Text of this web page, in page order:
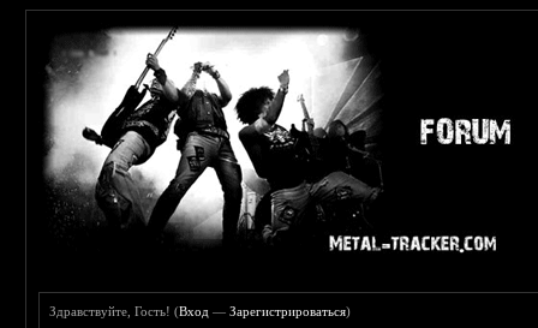
Здравствуйте, Гость! (Вход —Зарегистрироваться)